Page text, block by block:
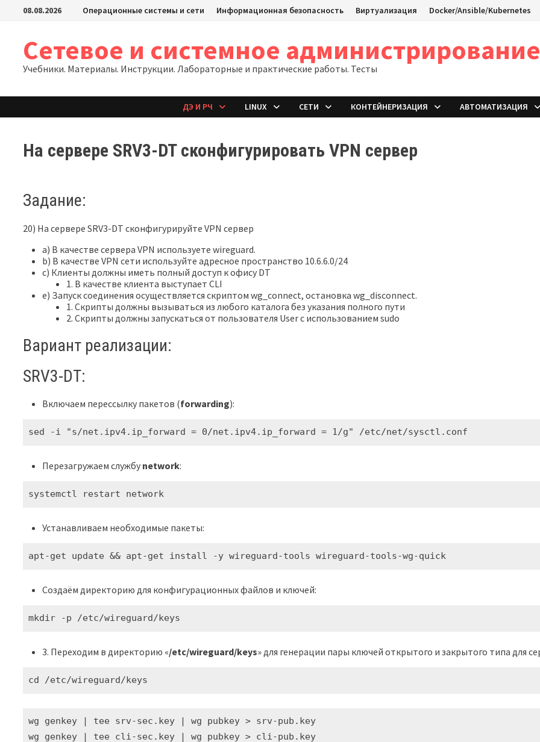
Перейти08.08.2026 Операционные системы и сети Информационная безопасность Виртуализация Docker/Ansible/Kubernetes
Сетевое и системное
Учебники. Материалы. Инструкции. Лабораторные и практические работы. Тесты
ДЭ И РЧ LINUX СЕТИ КОНТЕЙНЕРИЗАЦИЯ АВТОМАТИЗАЦИЯ
На сервере SRV3-DT сконфигурировать VPN сервер
Задание:
20) На сервере SRV3-DT сконфигурируйте VPN сервер
a) В качестве сервера VPN используете wireguard.
b) В качестве VPN сети используйте адресное пространство 10.6.6.0/24
c) Клиенты должны иметь полный доступ к офису DT
1. В качестве клиента выступает CLI
e) Запуск соединения осуществляется скриптом wg_connect, остановка wg_disconnect.
1. Скрипты должны вызываться из любого каталога без указания полного пути
2. Скрипты должны запускаться от пользователя User с использованием sudo
Вариант реализации:
SRV3-DT:
Включаем перессылку пакетов (forwarding):
sed -i "s/net.ipv4.ip_forward = 0/net.ipv4.ip_forward = 1/g" /etc/net/sysctl.conf
Перезагружаем службу network:
systemctl restart network
Устанавливаем необходимые пакеты:
apt-get update && apt-get install -y wireguard-tools wireguard-tools-wg-quick
Создаём директорию для конфигурационных файлов и ключей:
mkdir -p /etc/wireguard/keys
3. Переходим в директорию «/etc/wireguard/keys» для генерации пары ключей открытого и закрытого типа для
cd /etc/wireguard/keys
wg genkey | tee srv-sec.key | wg pubkey > srv-pub.key
wg genkey | tee cli-sec.key | wg pubkey > cli-pub.key